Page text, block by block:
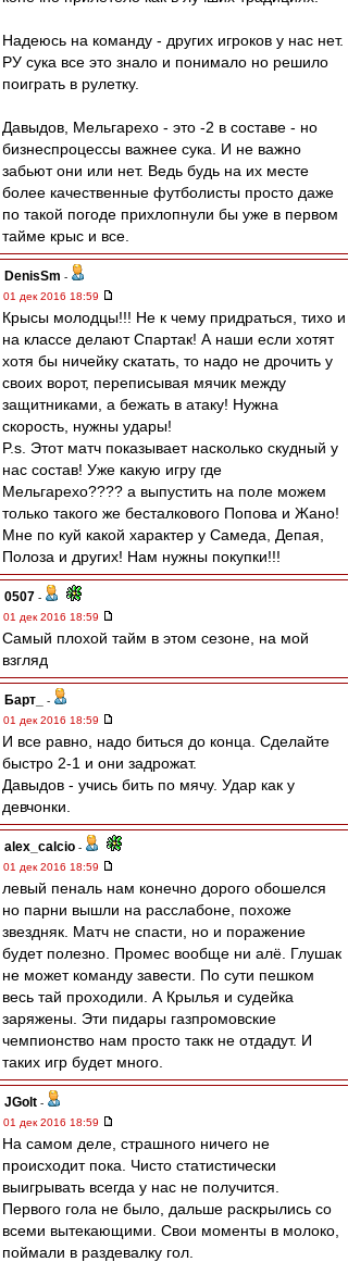
Надеюсь на команду - других игроков у нас нет.
РУ сука все это знало и понимало но решило
поиграть в рулетку.
Давыдов, Мельгарехо - это -2 в составе - но
бизнеспроцессы важнее сука. И не важно
забьют они или нет. Ведь будь на их месте
более качественные футболисты просто даже
по такой погоде прихлопнули бы уже в первом
тайме крыс и все.
DenisSm -
01 дек 2016 18:59
Крысы молодцы!!! Не к чему придраться, тихо и
на классе делают Спартак! А наши если хотят
хотя бы ничейку скатать, то надо не дрочить у
своих ворот, переписывая мячик между
защитниками, а бежать в атаку! Нужна
скорость, нужны удары!
P.s. Этот матч показывает насколько скудный у
нас состав! Уже какую игру где
Мельгарехо???? а выпустить на поле можем
только такого же бесталкового Попова и Жано!
Мне по куй какой характер у Самеда, Депая,
Полоза и других! Нам нужны покупки!!!
0507 -
01 дек 2016 18:59
Самый плохой тайм в этом сезоне, на мой
взгляд
Барт_
-
01 дек 2016 18:59
И все равно, надо биться до конца. Сделайте
быстро 2-1 и они задрожат.
Давыдов - учись бить по мячу. Удар как у
девчонки.
alex_calcio -
01 дек 2016 18:59
левый пеналь нам конечно дорого обошелся
но парни вышли на расслабоне, похоже
звездняк. Матч не спасти, но и поражение
будет полезно. Промес вообще ни алё. Глушак
не может команду завести. По сути пешком
весь тай проходили. А Крылья и судейка
заряжены. Эти пидары газпромовские
чемпионство нам просто такк не отдадут. И
таких игр будет много.
JGolt -
01 дек 2016 18:59
На самом деле, страшного ничего не
происходит пока. Чисто статистически
выигрывать всегда у нас не получится.
Первого гола не было, дальше раскрылись со
всеми вытекающими. Свои моменты в молоко,
поймали в раздевалку гол.